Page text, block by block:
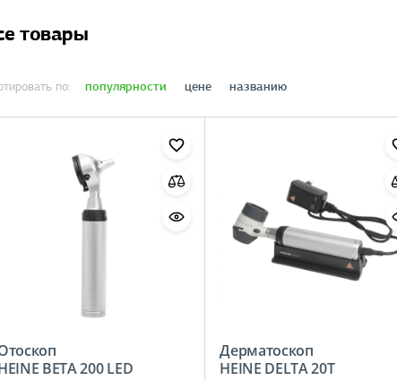
товары
по: популярности цене названию
BETA 200 LED
Дерматоскоп
HEINE DELTA 20T